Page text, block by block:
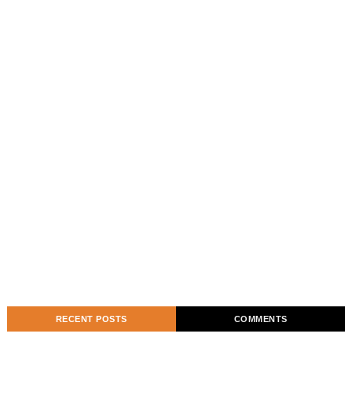
RECENT POSTS COMMENTS